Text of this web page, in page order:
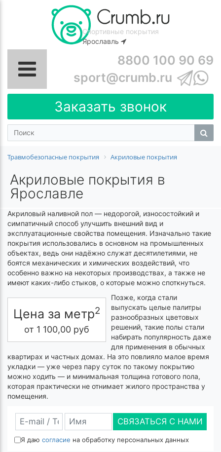
Спортивные покрытия
Ярославль
8800 100 90 69
sport@crumb.ru
Заказать звонок
Травмобезопасные покрытия Акриловые покрытия
Акриловые покрытия в
Ярославле
Акриловый наливной пол — недорогой, износостойкий и
симпатичный способ улучшить внешний вид и
эксплуатационные свойства помещения. Изначально такие
покрытия использовались в основном на промышленных
объектах, ведь они надёжно служат десятилетиями, не
боятся механических и химических воздействий, что
особенно важно на некоторых производствах, а также не
имеют каких-либо стыков, о которые можно споткнуться.
Цена за метр2
от 1 100,00 руб
Позже, когда стали
выпускать целые палитры
разнообразных цветовых
решений, такие полы стали
набирать популярность даже
для применения в обычных
квартирах и частных домах. На это повлияло малое время
укладки — уже через пару суток по такому покрытию
можно ходить — и минимальная толщина готового пола,
которая практически не отнимает жилого пространства у
помещения.
СВЯЗАТЬСЯ С НАМИ
Я даю согласие на обработку персональных данных